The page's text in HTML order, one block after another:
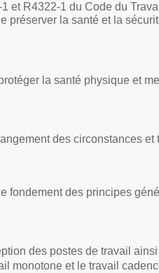
et R4322-1 du Code du
préserver la santé et la
la santé physique et
des circonstances
fondement des principes
des postes de travail
monotone et le travail